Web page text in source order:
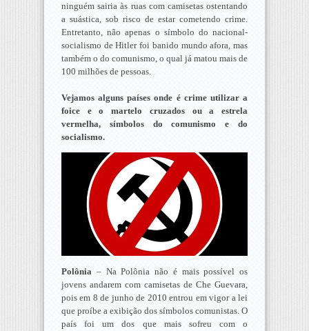
ninguém sairia às ruas com camisetas ostentando
a suástica, sob risco de estar cometendo crime.
Entretanto, não apenas o símbolo do nacional-
socialismo de Hitler foi banido mundo afora, mas
também o do comunismo, o qual já matou mais de
100 milhões de pessoas.
Vejamos alguns países onde é crime utilizar a
foice e o martelo cruzados ou a estrela
vermelha, símbolos do comunismo e do
socialismo.
Polônia – Na Polônia não é mais possível os
jovens andarem com camisetas de Che Guevara,
pois em 8 de junho de 2010 entrou em vigor a lei
que proíbe a exibição dos símbolos comunistas. O
país foi um dos que mais sofreu com o